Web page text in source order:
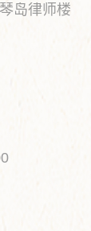
岛律师楼